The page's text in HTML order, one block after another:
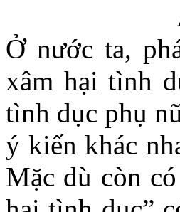
Ở nước ta,
xâm hại tình
tình dục phụ
ý kiến khác
Mặc dù còn